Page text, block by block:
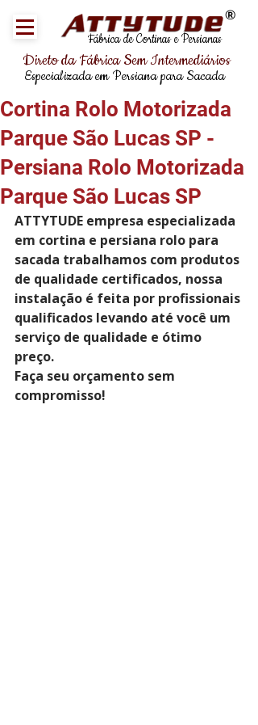
Fábrica de Cortinas e Persianas
®
Direto da Fábrica Sem Intermediários
Especializada em Persiana para Sacada
Cortina Rolo Motorizada
Parque São Lucas SP -
Persiana Rolo Motorizada
Parque São Lucas SP
ATTYTUDE empresa especializada
em cortina e persiana rolo para
sacada trabalhamos com produtos
de qualidade certificados, nossa
instalação é feita por profissionais
qualificados levando até você um
serviço de qualidade e ótimo
preço.
Faça seu orçamento sem
compromisso!